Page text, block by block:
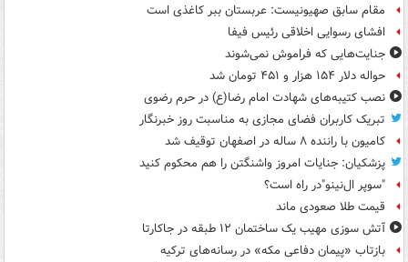
مقام سابق صهیونیست: عربستان ببر کاغذی است
افشای رسوایی اخلاقی رئیس فیفا
جنایت‌هایی که فراموش نمی‌شوند
حواله دلار ۱۵۴ هزار و ۴۵۱ تومان شد
نصب کتیبه‌های شهادت امام رضا(ع) در حرم رضوی
تبریک کاربران فضای مجازی به مناسبت روز خبرنگار
کامیون با راننده ۸ ساله در اصفهان توقیف شد
پزشکیان: جنایات امروز واشنگتن را هم محکوم کنید
"سوپر ال‌نینو"در راه است؟
قیمت طلا صعودی ماند
آتش سوزی مهیب یک ساختمان ۱۲ طبقه در جاکارتا
بازتاب «پیمان دفاعی مکه» در رسانه‌های ترکیه